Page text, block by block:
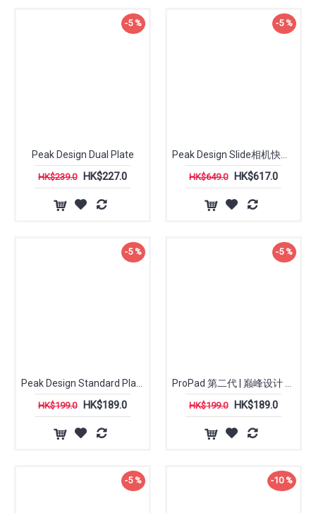
-5 %
Peak Design Dual Plate
HK$239.0 HK$227.0
-5 %
HK$649.0 HK$617.0
-5 %
HK$199.0 HK$189.0
-5 %
HK$199.0 HK$189.0
-5 % -10 %